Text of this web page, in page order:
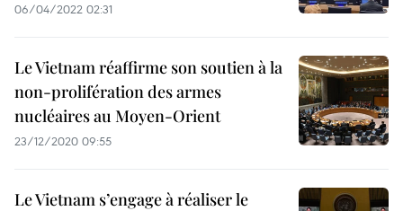
06/04/2022 02:31
Le Vietnam réaffirme son soutien à la
non-prolifération des armes
nucléaires au Moyen-Orient
23/12/2020 09:55
Le Vietnam s’engage à réaliser le